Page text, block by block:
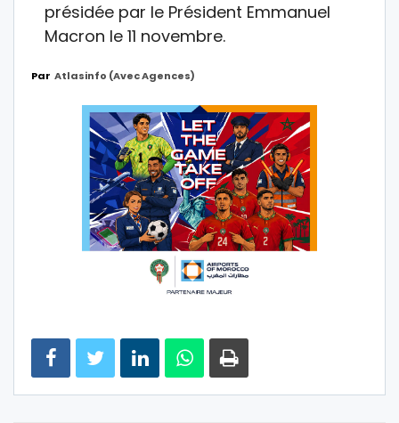
présidée par le Président Emmanuel
Macron le 11 novembre.
Par Atlasinfo (avec Agences)